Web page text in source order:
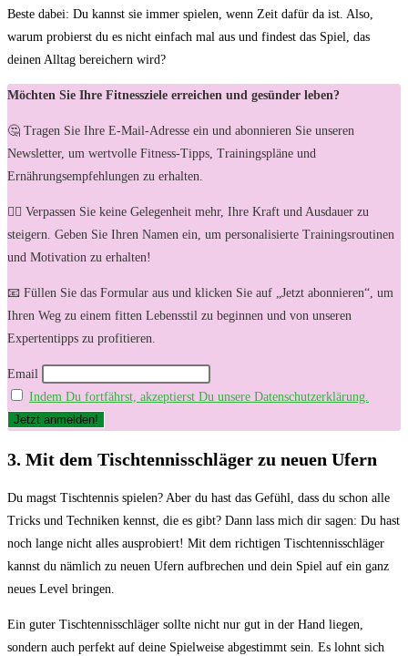
Beste dabei: Du kannst sie immer spielen, wenn Zeit dafür da ist. Also,
warum probierst du es nicht einfach mal aus und findest das Spiel, das
deinen Alltag bereichern wird?
Möchten Sie Ihre Fitnessziele erreichen und gesünder leben?
🤔 Tragen Sie Ihre E-Mail-Adresse ein und abonnieren Sie unseren
Newsletter, um wertvolle Fitness-Tipps, Trainingspläne und
Ernährungsempfehlungen zu erhalten.
🏋️‍♀️ Verpassen Sie keine Gelegenheit mehr, Ihre Kraft und Ausdauer zu
steigern. Geben Sie Ihren Namen ein, um personalisierte Trainingsroutinen
und Motivation zu erhalten!
📧 Füllen Sie das Formular aus und klicken Sie auf „Jetzt abonnieren“, um
Ihren Weg zu einem fitten Lebensstil zu beginnen und von unseren
Expertentipps zu profitieren.
Email
Indem Du fortfährst, akzeptierst Du unsere Datenschutzerklärung.
3. Mit dem Tischtennisschläger zu neuen Ufern
Du magst Tischtennis spielen? Aber du hast das Gefühl, dass du schon alle
Tricks und Techniken kennst, die es gibt? Dann lass mich dir sagen: Du hast
noch lange nicht alles ausprobiert! Mit dem richtigen Tischtennisschläger
kannst du nämlich zu neuen Ufern aufbrechen und dein Spiel auf ein ganz
neues Level bringen.
Ein guter Tischtennisschläger sollte nicht nur gut in der Hand liegen,
sondern auch perfekt auf deine Spielweise abgestimmt sein. Es lohnt sich